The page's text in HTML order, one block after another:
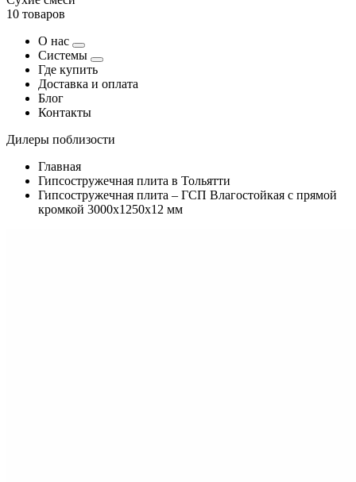
10 товаров
О нас
Системы
Где купить
Доставка и оплата
Блог
Контакты
Дилеры поблизости
Главная
Гипсостружечная плита в Тольятти
Гипсостружечная плита – ГСП Влагостойкая с прямой
кромкой 3000х1250х12 мм